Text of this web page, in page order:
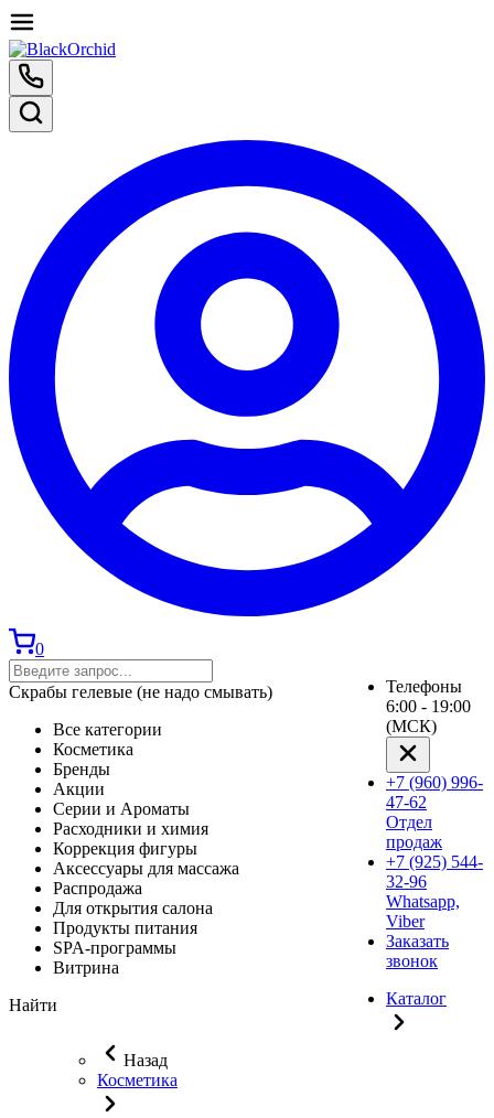
0
Скрабы гелевые (не надо смывать)
Все категории
Косметика
Бренды
Акции
Серии и Ароматы
Расходники и химия
Коррекция фигуры
Аксессуары для массажа
Распродажа
Для открытия салона
Продукты питания
SPA-программы
Витрина
Найти
Телефоны
6:00 - 19:00
(МСК)
+7 (960) 996-
47-62
Отдел
продаж
+7 (925) 544-
32-96
Whatsapp,
Viber
Заказать
звонок
Каталог
Назад
Косметика